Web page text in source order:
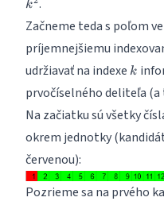
k .
Začneme teda s poľom
príjemnejšiemu
udržiavať na indexe k
k
prvočíselného deliteľa (a
Na začiatku sú všetky
okrem jednotky
červenou):
Pozrieme sa na prvého